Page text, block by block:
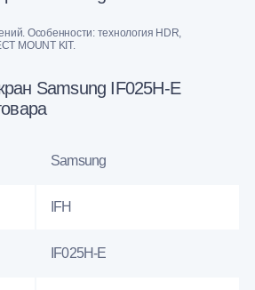
Особенности: технология HDR,
MOUNT KIT.
Samsung IF025H-E
Samsung
IFH
IF025H-E